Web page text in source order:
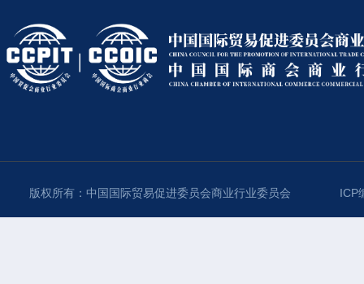
版权所有：中国国际贸易促进委员会商业行业委员会 ICP